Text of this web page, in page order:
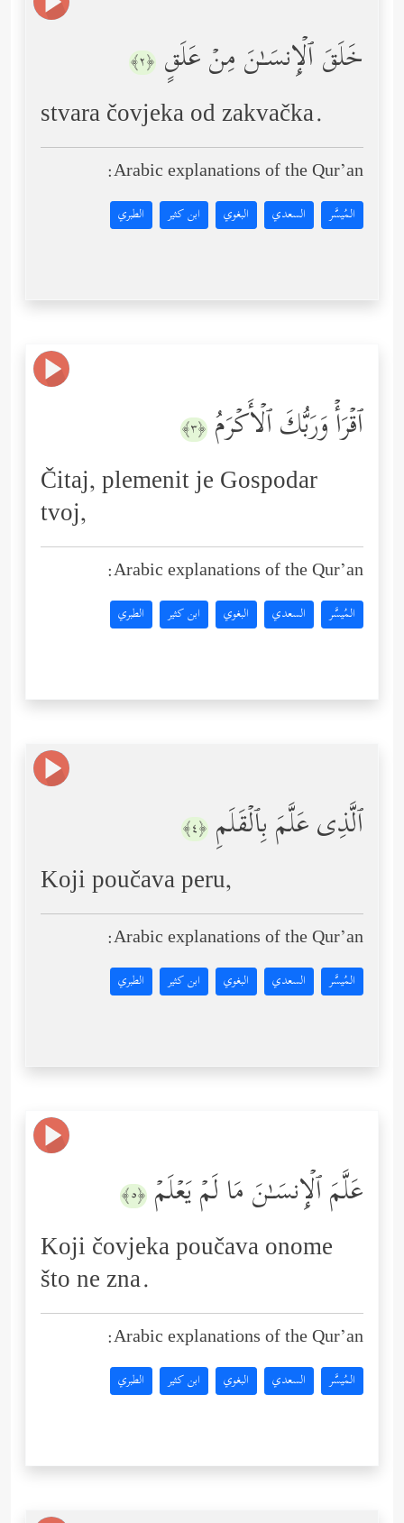
خَلَقَ ٱلۡإِنسَـٰنَ مِنۡ عَلَقٍ ﴿٢﴾
stvara čovjeka od zakvačka.
Arabic explanations of the Qur’an:
المُيسَّر السعدي البغوي ابن كثير الطبري
ٱقۡرَأۡ وَرَبُّكَ ٱلۡأَكۡرَمُ ﴿٣﴾
Čitaj, plemenit je Gospodar
tvoj,
Arabic explanations of the Qur’an:
المُيسَّر السعدي البغوي ابن كثير الطبري
ٱلَّذِی عَلَّمَ بِٱلۡقَلَمِ ﴿٤﴾
Koji poučava peru,
Arabic explanations of the Qur’an:
المُيسَّر السعدي البغوي ابن كثير الطبري
عَلَّمَ ٱلۡإِنسَـٰنَ مَا لَمۡ یَعۡلَمۡ ﴿٥﴾
Koji čovjeka poučava onome
što ne zna.
Arabic explanations of the Qur’an:
المُيسَّر السعدي البغوي ابن كثير الطبري